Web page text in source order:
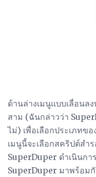
ด้านล่างเมนูแบบเลื่อนล
สาม (ฉันกล่าวว่า
ไม่) เพื่อเลือกประเภทข
เมนูนี้จะเลือกสคริปต์สำ
SuperDuper ดำเนินก
SuperDuper มาพร้อม